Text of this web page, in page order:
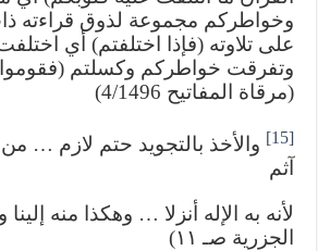
وخواطركم مجموعة لذوق قراءته
على تلاوته (فإذا اختلفتم) أي
وتفرقت خواطركم وكسلتم (فقوموا
(مرقاة المفاتيح 4/1496)
[15]
والأخذ بالتجويد حتم لازم …
آثم
لأنه به الإله أنزلا … وهكذا منه
الجزرية صـ ١١)